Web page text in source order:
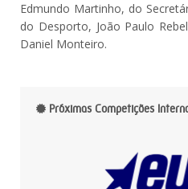
Edmundo Martinho, do
do Desporto, João Paulo
Daniel Monteiro.
Próximas Competições